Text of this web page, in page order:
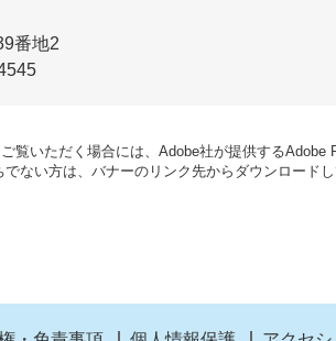
番地2
覧いただく場合には、Adobe社が提供するAdobe
ない方は、バナーのリンク先からダウンロードし